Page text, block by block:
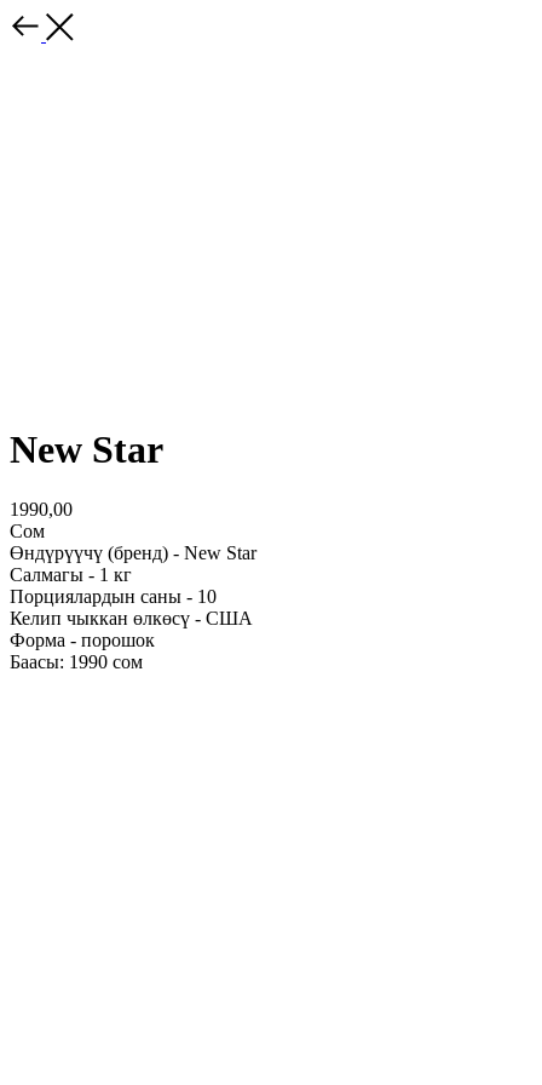
New Star
1990,00
Сом
Өндүрүүчү (бренд) - New Star
Салмагы - 1 кг
Порциялардын саны - 10
Келип чыккан өлкөсү - США
Форма - порошок
Баасы: 1990 сом